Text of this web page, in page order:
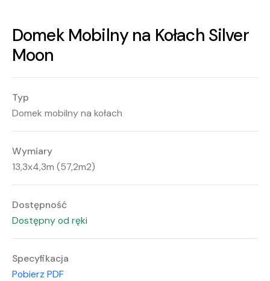
Domek Mobilny na Kołach Silver
Moon
Typ
Domek mobilny na kołach
Wymiary
13,3x4,3m (57,2m2)
Dostępność
Dostępny od ręki
Specyfikacja
Pobierz PDF